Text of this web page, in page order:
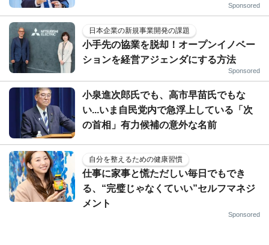
Sponsored
日本企業の新規事業開発の課題
小手先の協業を脱却！オープンイノベー
ションを経営アジェンダにする方法
Sponsored
小泉進次郎氏でも、高市早苗氏でもな
い...いま自民党内で急浮上している「次
の首相」有力候補の意外な名前
自分を整えるための健康習慣
仕事に家事と慌ただしい毎日でもでき
る、“完璧じゃなくていい”セルフマネジ
メント
Sponsored